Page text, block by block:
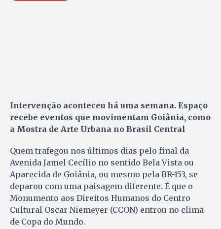
Intervenção aconteceu há uma semana. Espaço
recebe eventos que movimentam Goiânia, como
a Mostra de Arte Urbana no Brasil Central
Quem trafegou nos últimos dias pelo final da
Avenida Jamel Cecílio no sentido Bela Vista ou
Aparecida de Goiânia, ou mesmo pela BR-153, se
deparou com uma paisagem diferente. É que o
Monumento aos Direitos Humanos do Centro
Cultural Oscar Niemeyer (CCON) entrou no clima
de Copa do Mundo.